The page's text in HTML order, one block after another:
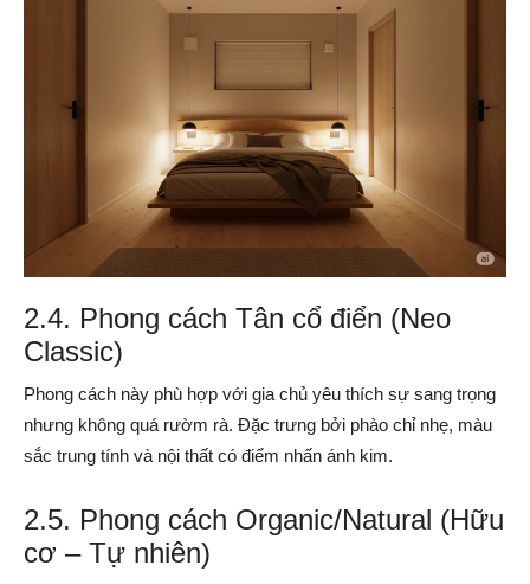
2.4. Phong cách Tân cổ điển (Neo
Classic)
Phong cách này phù hợp với gia chủ yêu thích sự sang trọng
nhưng không quá rườm rà. Đặc trưng bởi phào chỉ nhẹ, màu
sắc trung tính và nội thất có điểm nhấn ánh kim.
2.5. Phong cách Organic/Natural (Hữu
cơ – Tự nhiên)